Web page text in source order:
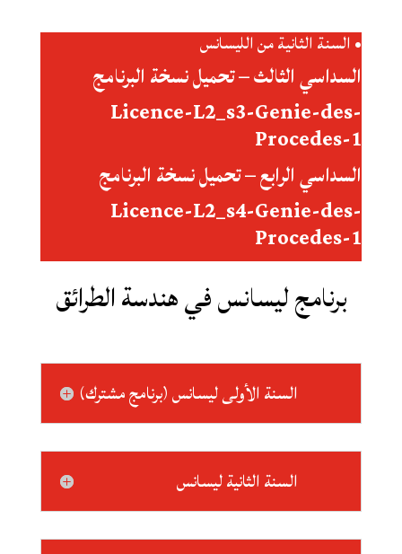
• السنة الثانية من الليسانس
السداسي الثالث – تحميل نسخة البرنامج
Licence-L2_s3-Genie-des-
Procedes-1
السداسي الرابع – تحميل نسخة البرنامج
Licence-L2_s4-Genie-des-
Procedes-1
برنامج ليسانس في هندسة الطرائق
السنة الأولى ليسانس (برنامج مشترك)
السنة الثانية ليسانس